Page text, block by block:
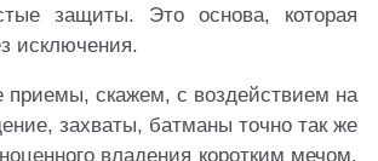
защиты. Это основа, которая
исключения.
приемы, скажем, с воздействием на
захваты, батманы точно так же
владения коротким мечом.